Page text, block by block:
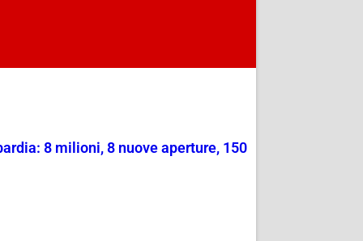
8 milioni, 8 nuove aperture, 150